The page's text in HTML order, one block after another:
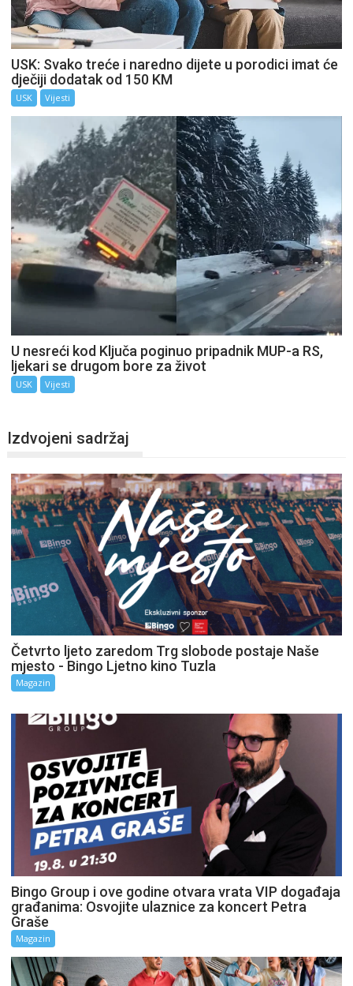
USK: Svako treće i naredno dijete u porodici imat će
dječiji dodatak od 150 KM
USK Vijesti
U nesreći kod Ključa poginuo pripadnik MUP-a RS,
ljekari se drugom bore za život
USK Vijesti
Izdvojeni sadržaj
Četvrto ljeto zaredom Trg slobode postaje Naše
mjesto - Bingo Ljetno kino Tuzla
Magazin
Bingo Group i ove godine otvara vrata VIP događaja
građanima: Osvojite ulaznice za koncert Petra
Graše
Magazin